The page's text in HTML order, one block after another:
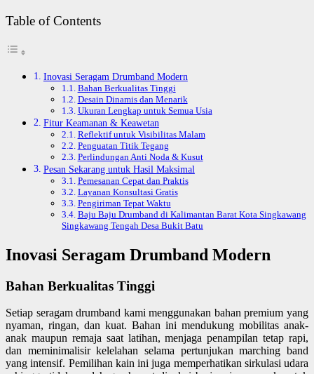
Table of Contents
Inovasi Seragam Drumband Modern
Bahan Berkualitas Tinggi
Desain Dinamis dan Menarik
Ukuran Lengkap untuk Semua Usia
Fitur Keamanan & Keawetan
Reflektif untuk Visibilitas Malam
Penguatan Titik Tegang
Perlindungan Anti Noda & Kusut
Pesan Sekarang untuk Hasil Maksimal
Pemesanan Cepat dan Praktis
Layanan Konsultasi Gratis
Pengiriman Tepat Waktu
Baju Baju Drumband di Kalimantan Barat Kota Singkawang
Singkawang Tengah Desa Bukit Batu
Inovasi Seragam Drumband Modern
Bahan Berkualitas Tinggi
Setiap seragam drumband kami menggunakan bahan premium yang
nyaman, ringan, dan kuat. Bahan ini mendukung mobilitas anak-
anak maupun remaja saat latihan, menjaga penampilan tetap rapi,
dan meminimalisir kelelahan selama pertunjukan marching band
yang intensif. Pemilihan kain ini juga memperhatikan sirkulasi udara